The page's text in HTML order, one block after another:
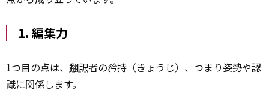
1. 編集力
1つ目の点は、 翻訳者の矜持（きょうじ）、つまり姿勢や認
識に関係します。